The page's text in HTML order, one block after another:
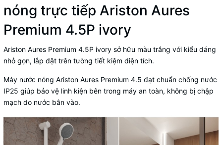
nóng trực tiếp Ariston Aures
Premium 4.5P ivory
Ariston Aures Premium 4.5P ivory sở hữu màu trắng với kiểu dáng
nhỏ gọn, lắp đặt trên tường tiết kiệm diện tích.
Máy nước nóng Ariston Aures Premium 4.5 đạt chuẩn chống nước
IP25 giúp bảo vệ linh kiện bên trong máy an toàn, không bị chập
mạch do nước bắn vào.